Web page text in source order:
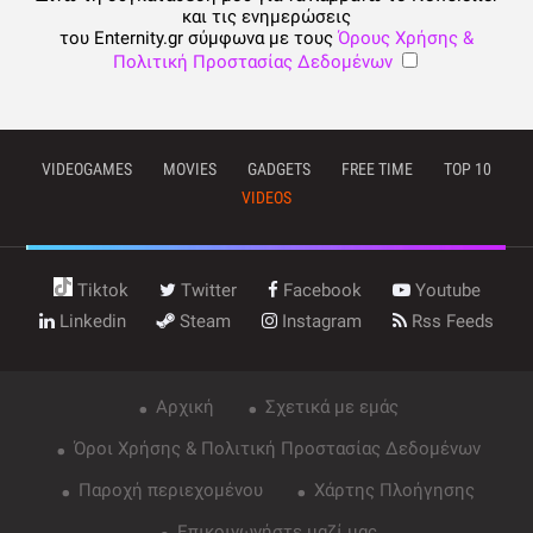
και τις ενημερώσεις
του Enternity.gr σύμφωνα με τους Όρους Χρήσης &
Πολιτική Προστασίας Δεδομένων
VIDEOGAMES MOVIES GADGETS FREE TIME
TOP 10
VIDEOS
Tiktok Twitter Facebook
Youtube
Linkedin
Steam Instagram Rss Feeds
Αρχική
Σχετικά με εμάς
Όροι Χρήσης & Πολιτική Προστασίας Δεδομένων
Παροχή περιεχομένου
Χάρτης Πλοήγησης